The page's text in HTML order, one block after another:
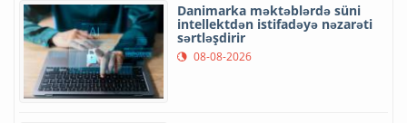
Danimarka məktəblərdə süni
intellektdən istifadəyə nəzarəti
sərtləşdirir
08-08-2026